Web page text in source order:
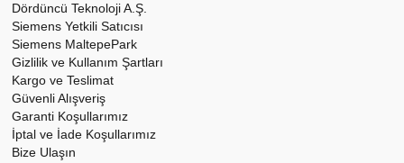
Dördüncü Teknoloji A.Ş.
Siemens Yetkili Satıcısı
Siemens MaltepePark
Gizlilik ve Kullanım Şartları
Kargo ve Teslimat
Güvenli Alışveriş
Garanti Koşullarımız
İptal ve İade Koşullarımız
Bize Ulaşın